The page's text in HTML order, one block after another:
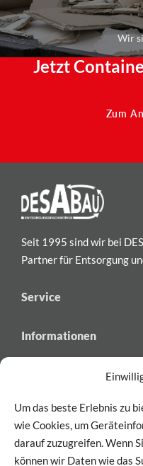
Um das beste Erlebnis zu
wie Cookies, um
darauf zuzugreifen. Wenn
können wir Daten wie das
Wir
Jetzt
Zum
Seit 1995 sind wir bei
Partner für Entsorgung
Service
Informationen
für exklusive Updates